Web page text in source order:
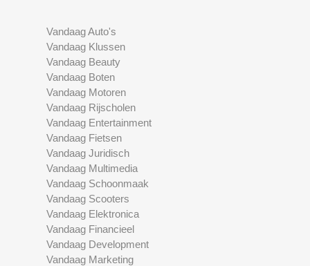
Vandaag Auto's
Vandaag Klussen
Vandaag Beauty
Vandaag Boten
Vandaag Motoren
Vandaag Rijscholen
Vandaag Entertainment
Vandaag Fietsen
Vandaag Juridisch
Vandaag Multimedia
Vandaag Schoonmaak
Vandaag Scooters
Vandaag Elektronica
Vandaag Financieel
Vandaag Development
Vandaag Marketing